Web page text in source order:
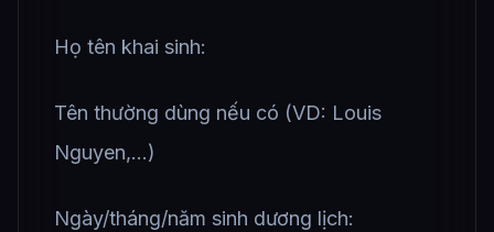
Họ tên khai sinh:
Tên thường dùng nếu có (VD: Louis
Nguyen,…)
Ngày/tháng/năm sinh dương lịch: